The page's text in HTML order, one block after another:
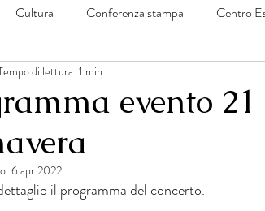
Cultura Conferenza stampa Centro
evento
di lettura: 1 min
6 apr 2022
il programma del concerto.